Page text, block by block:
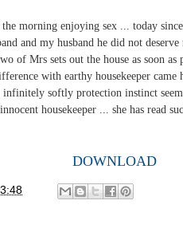
morning enjoying sex ... today
and my husband he did not
of Mrs sets out the house as soon as
with earthy housekeeper
infinitely softly protection instinct
housekeeper ... she has read
DOWNLOAD